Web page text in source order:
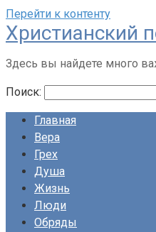
Перейти к контенту
Христианский
Здесь вы найдете много
Поиск:
Главная
Вера
Грех
Душа
Жизнь
Люди
Обряды